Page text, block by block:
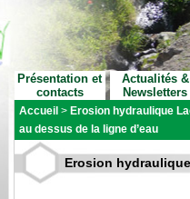
Présentation et
contacts
Actualités &
Newsletters
Accueil > Erosion hydraulique
au dessus de la ligne d’eau
Erosion